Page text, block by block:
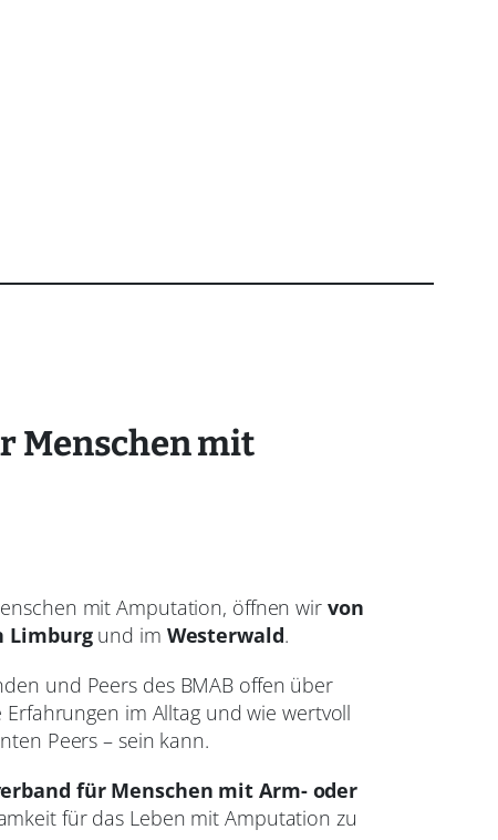
Menschen mit
mit Amputation, öffnen wir von
Limburgund im Westerwald.
und Peers des BMAB offen über
im Alltag und wie wertvoll
Peers – sein kann.
für Menschen mit Arm- oder
für das Leben mit Amputation zu